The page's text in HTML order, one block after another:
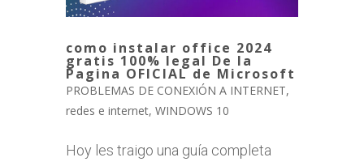
como instalar office 2024
gratis 100% legal De la
Pagina OFICIAL de Microsoft
PROBLEMAS DE CONEXIÓN A INTERNET,
redes e internet, WINDOWS 10
Hoy les traigo una guía completa